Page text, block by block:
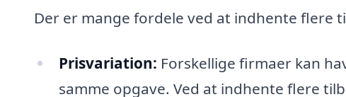
Der er mange fordele ved at indhente flere
Prisvariation: Forskellige firmaer kan
samme opgave. Ved at indhente flere